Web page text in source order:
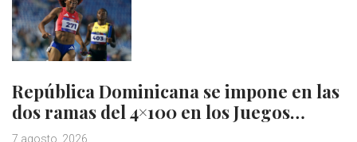
República Dominicana se impone en las
dos ramas del 4×100 en los Juegos…
7 agosto, 2026